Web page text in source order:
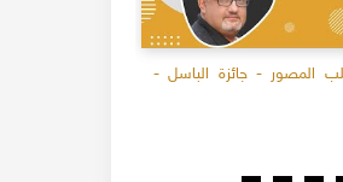
المصور - جائزة الباسل -